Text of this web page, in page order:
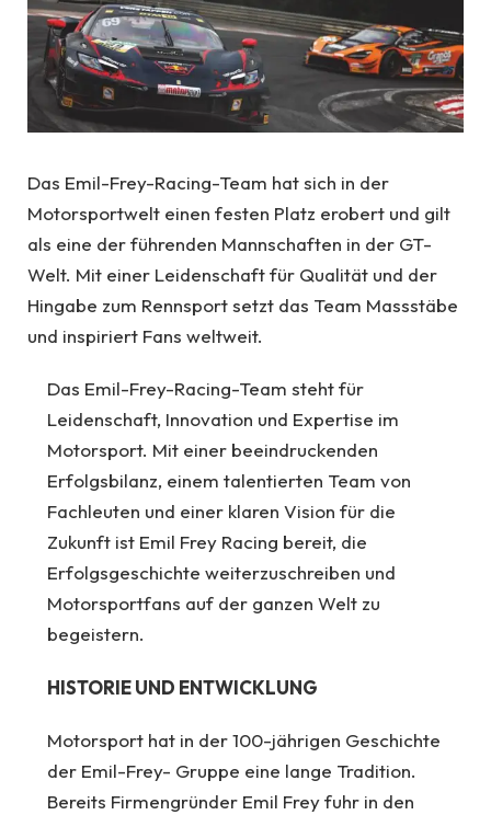
Das Emil-Frey-Racing-Team hat sich in der
Motorsportwelt einen festen Platz erobert und gilt
als eine der führenden Mannschaften in der GT-
Welt. Mit einer Leidenschaft für Qualität und der
Hingabe zum Rennsport setzt das Team Massstäbe
und inspiriert Fans weltweit.
Das Emil-Frey-Racing-Team steht für
Leidenschaft, Innovation und Expertise im
Motorsport. Mit einer beeindruckenden
Erfolgsbilanz, einem talentierten Team von
Fachleuten und einer klaren Vision für die
Zukunft ist Emil Frey Racing bereit, die
Erfolgsgeschichte weiterzuschreiben und
Motorsportfans auf der ganzen Welt zu
begeistern.
HISTORIE UND ENTWICKLUNG
Motorsport hat in der 100-jährigen Geschichte
der Emil-Frey- Gruppe eine lange Tradition.
Bereits Firmengründer Emil Frey fuhr in den